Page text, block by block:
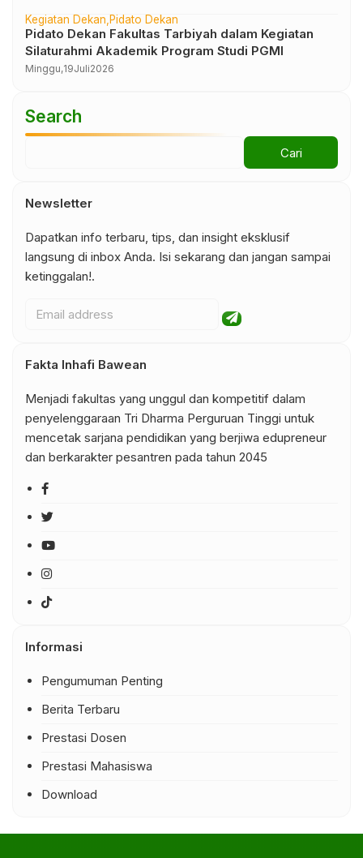
Kegiatan Dekan Pidato Dekan
Pidato Dekan Fakultas Tarbiyah dalam Kegiatan
Silaturahmi Akademik Program Studi PGMI
Minggu,19Juli2026
Search
Newsletter
Dapatkan info terbaru, tips, dan insight eksklusif
langsung di inbox Anda. Isi sekarang dan jangan sampai
ketinggalan!.
Fakta Inhafi Bawean
Menjadi fakultas yang unggul dan kompetitif dalam
penyelenggaraan Tri Dharma Perguruan Tinggi untuk
mencetak sarjana pendidikan yang berjiwa edupreneur
dan berkarakter pesantren pada tahun 2045
Informasi
Pengumuman Penting
Berita Terbaru
Prestasi Dosen
Prestasi Mahasiswa
Download